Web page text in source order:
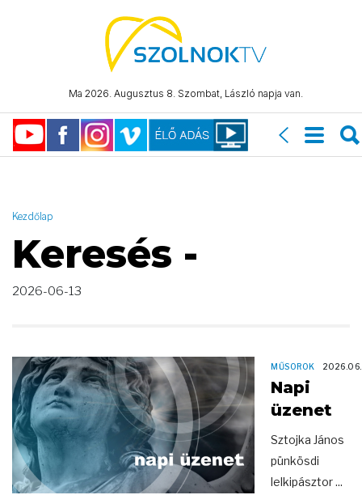
Ma 2026. Augusztus 8. Szombat, László napja van.
"2026-06-13 23:59:59" )
Kezdőlap
Keresés -
2026-06-13
MŰSOROK
Napi
üzenet
Sztojka János
pünkösdi
lelkipásztor ...